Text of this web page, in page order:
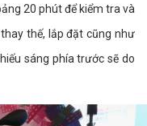
20 phút để kiểm tra và
thế, lắp đặt cũng như
sáng phía trước sẽ do